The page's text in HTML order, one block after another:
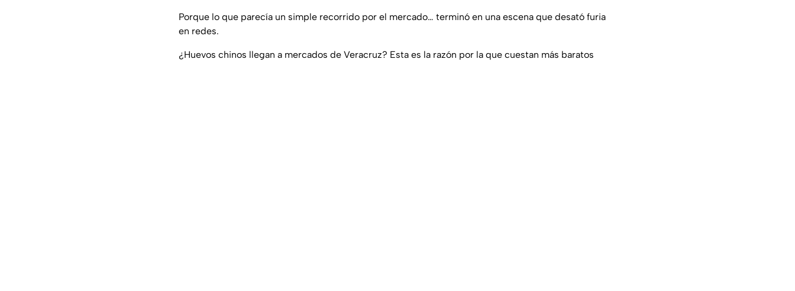
Porque lo que parecía un simple recorrido por el mercado… terminó en una escena que desató furia
en redes.
¿Huevos chinos llegan a mercados de Veracruz? Esta es la razón por la que cuestan más baratos